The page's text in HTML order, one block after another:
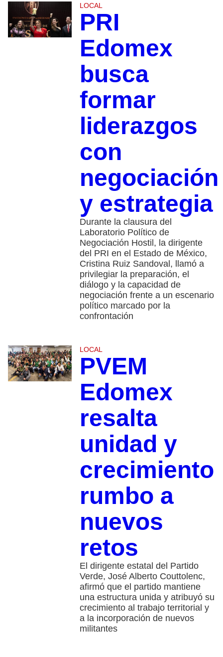
LOCAL
PRI
Edomex
busca
formar
liderazgos
con
negociación
y estrategia
Durante la clausura del
Laboratorio Político de
Negociación Hostil, la dirigente
del PRI en el Estado de México,
Cristina Ruiz Sandoval, llamó a
privilegiar la preparación, el
diálogo y la capacidad de
negociación frente a un escenario
político marcado por la
confrontación
LOCAL
PVEM
Edomex
resalta
unidad y
crecimiento
rumbo a
nuevos
retos
El dirigente estatal del Partido
Verde, José Alberto Couttolenc,
afirmó que el partido mantiene
una estructura unida y atribuyó su
crecimiento al trabajo territorial y
a la incorporación de nuevos
militantes